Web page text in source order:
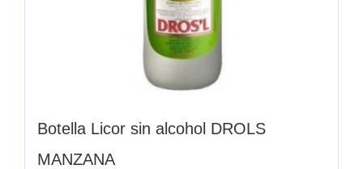
Botella Licor sin alcohol DROLS
MANZANA